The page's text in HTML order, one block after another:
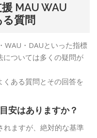
MAU WAU
質問
WAU・DAUといった指標
については多くの疑問が
くある質問とその回答を
安はありますか？
れますが、絶対的な基準